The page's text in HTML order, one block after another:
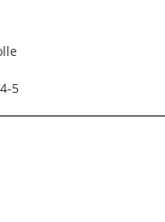
5